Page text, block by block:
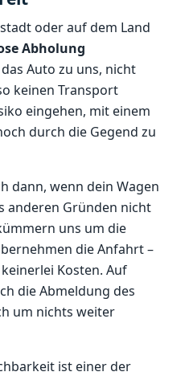
oder auf dem Land
Abholung
Auto zu uns, nicht
keinen Transport
eingehen, mit einem
durch die Gegend zu
dann, wenn dein Wagen
anderen Gründen nicht
uns um die
die Anfahrt –
Kosten. Auf
die Abmeldung des
um nichts weiter
ist einer der